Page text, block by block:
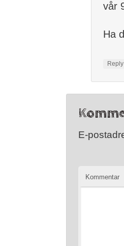
vår
Ha
E-
Kommentar